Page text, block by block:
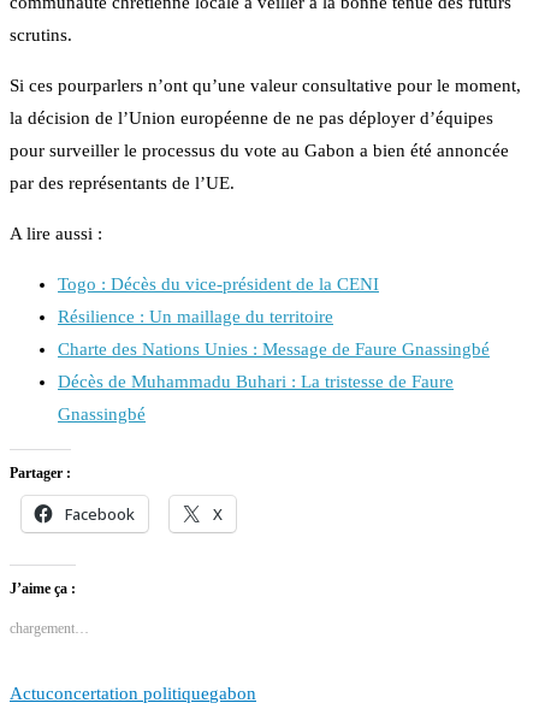
scrutins.
Si ces pourparlers n’ont qu’une valeur consultative pour le moment,
la décision de l’Union européenne de ne pas déployer d’équipes
pour surveiller le processus du vote au Gabon a bien été annoncée
par des représentants de l’UE.
A lire aussi :
Togo : Décès du vice-président de la CENI
Résilience : Un maillage du territoire
Charte des Nations Unies : Message de Faure Gnassingbé
Décès de Muhammadu Buhari : La tristesse de Faure
Gnassingbé
Partager :
Facebook X
J’aime ça :
chargement…
Actuconcertation politiquegabon